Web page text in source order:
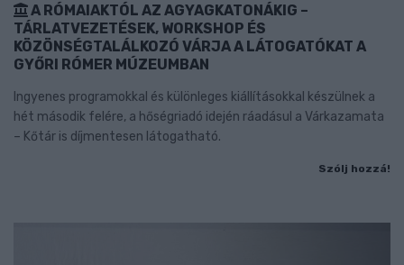
A RÓMAIAKTÓL AZ AGYAGKATONÁKIG –
TÁRLATVEZETÉSEK, WORKSHOP ÉS
KÖZÖNSÉGTALÁLKOZÓ VÁRJA A LÁTOGATÓKAT A
GYŐRI RÓMER MÚZEUMBAN
Ingyenes programokkal és különleges kiállításokkal készülnek a
hét második felére, a hőségriadó idején ráadásul a Várkazamata
– Kőtár is díjmentesen látogatható.
Szólj hozzá!